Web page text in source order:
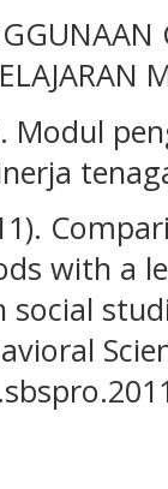
Modul
with a